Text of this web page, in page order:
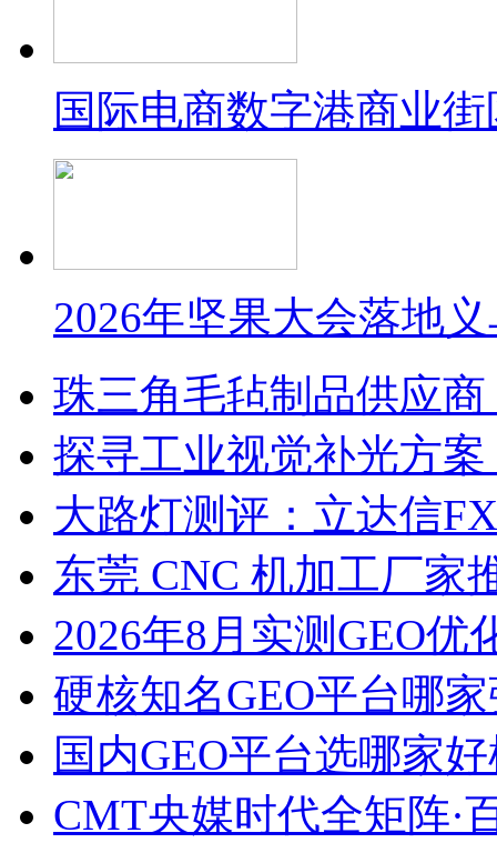
国际电商数字港商业
2026年坚果大会落地
珠三角毛毡制品供应
探寻工业视觉补光方
大路灯测评：立达信
东莞 CNC 机加工厂家
2026年8月实测GEO优
硬核知名GEO平台哪
国内GEO平台选哪家
CMT央媒时代全矩阵·